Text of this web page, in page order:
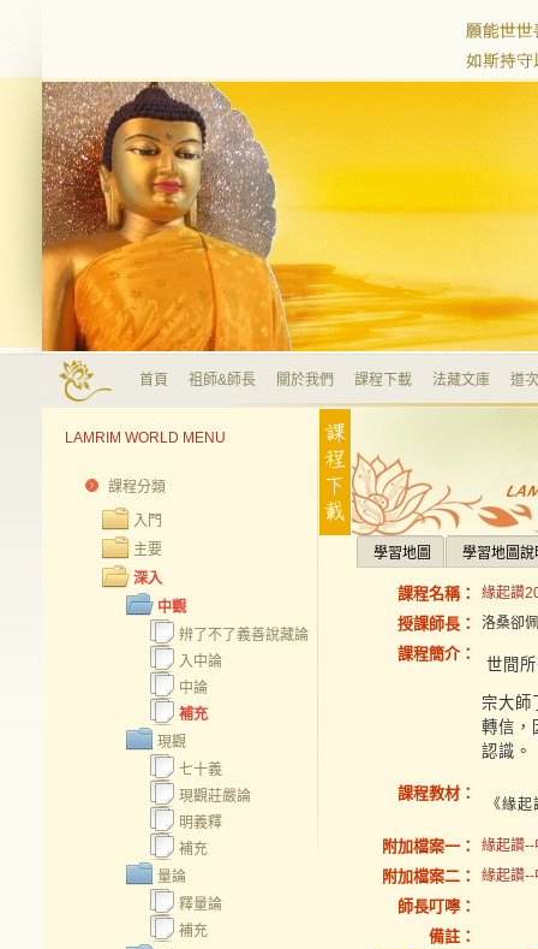
首頁 祖師&師長 關於我們 課程下載 法藏文庫 道
LAMRIM WORLD MENU
課程分類
入門
主要
深入
中觀
辨了不了義善說藏論
入中論
中論
補充
現觀
七十義
現觀莊嚴論
明義釋
補充
量論
釋量論
補充
學習地圖 學習地圖說
課程名稱： 緣起讚
授課師長： 洛桑卻
課程簡介：
世間
宗大師
轉信，
認識。
課程教材：
《緣
附加檔案一： 緣起讚--
附加檔案二： 緣起讚--
師長叮嚀：
備註：